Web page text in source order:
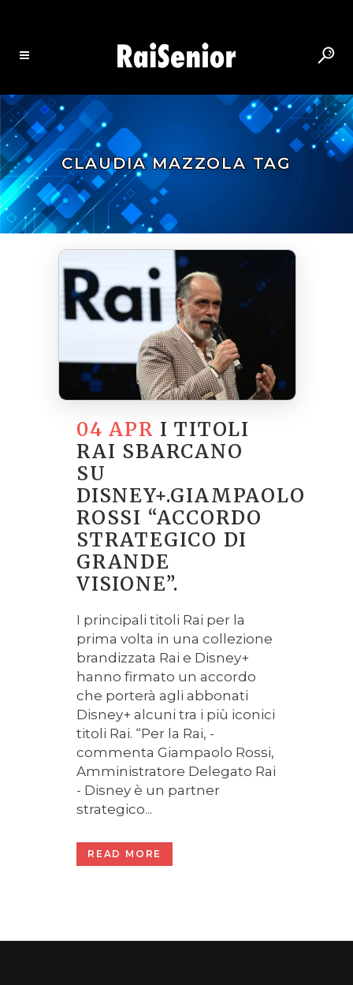
CLAUDIA MAZZOLA TAG
04 APR I TITOLI
RAI SBARCANO
SU
DISNEY+.GIAMPAOLO
ROSSI “ACCORDO
STRATEGICO DI
GRANDE
VISIONE”.
I principali titoli Rai per la
prima volta in una collezione
brandizzata Rai e Disney+
hanno firmato un accordo
che porterà agli abbonati
Disney+ alcuni tra i più iconici
titoli Rai. “Per la Rai, -
commenta Giampaolo Rossi,
Amministratore Delegato Rai
- Disney è un partner
strategico...
READ MORE